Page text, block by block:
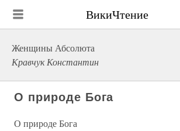
ВикиЧтение
Женщины Абсолюта
Кравчук Константин
О природе Бога
О природе Бога